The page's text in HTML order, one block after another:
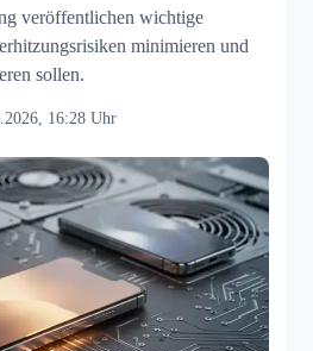
veröffentlichen wichtige
minimieren und
sollen.
16:28 Uhr